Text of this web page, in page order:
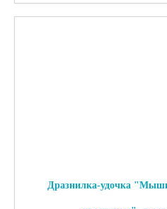
Дразнилка-удочка